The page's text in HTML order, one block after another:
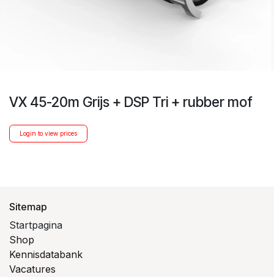
VX 45-20m Grijs + DSP Tri + rubber mof
Login to view prices
Sitemap
Startpagina
Shop
Kennisdatabank
Vacatures